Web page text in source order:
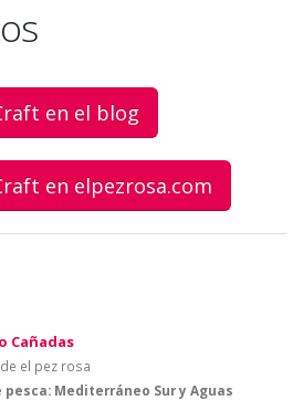
en el blog
en elpezrosa.com
Cañadas
el pez rosa
pesca: Mediterráneo Sur y Aguas